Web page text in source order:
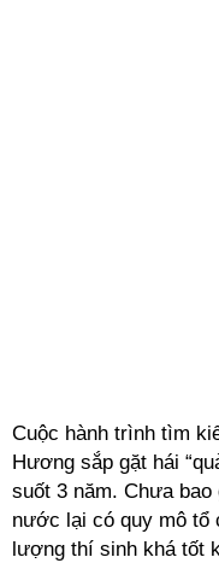
Cuộc hành trình tìm
Hương sắp gặt hái
suốt 3 năm. Chưa
nước lại có quy mô tổ
lượng thí sinh khá tốt